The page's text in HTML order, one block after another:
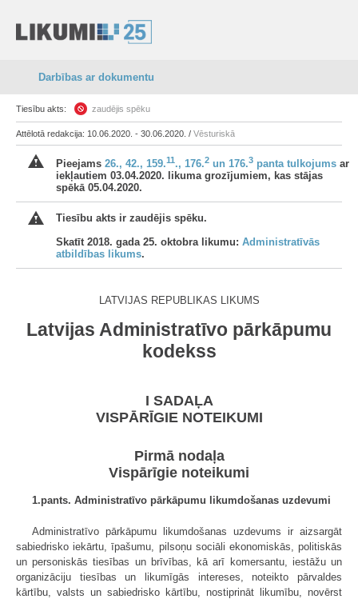
Darbības ar dokumentu
Tiesību akts: zaudējis spēku
Attēlotā redakcija: 10.06.2020. - 30.06.2020. / Vēsturiskā
Pieejams 26., 42., 159.11., 176.2 un 176.3 panta tulkojums ar
iekļautiem 03.04.2020. likuma grozījumiem, kas stājas
spēkā 05.04.2020.
Tiesību akts ir zaudējis spēku.
Skatīt 2018. gada 25. oktobra likumu: Administratīvās
atbildības likums.
LATVIJAS REPUBLIKAS LIKUMS
Latvijas Administratīvo pārkāpumu
kodekss
I SADAĻA
VISPĀRĪGIE NOTEIKUMI
Pirmā nodaļa
Vispārīgie noteikumi
1.pants. Administratīvo pārkāpumu likumdošanas uzdevumi
Administratīvo pārkāpumu likumdošanas uzdevums ir aizsargāt
sabiedrisko iekārtu, īpašumu, pilsoņu sociāli ekonomiskās, politiskās
un personiskās tiesības un brīvības, kā arī komersantu, iestāžu un
organizāciju tiesības un likumīgās intereses, noteikto pārvaldes
kārtību, valsts un sabiedrisko kārtību, nostiprināt likumību, novērst